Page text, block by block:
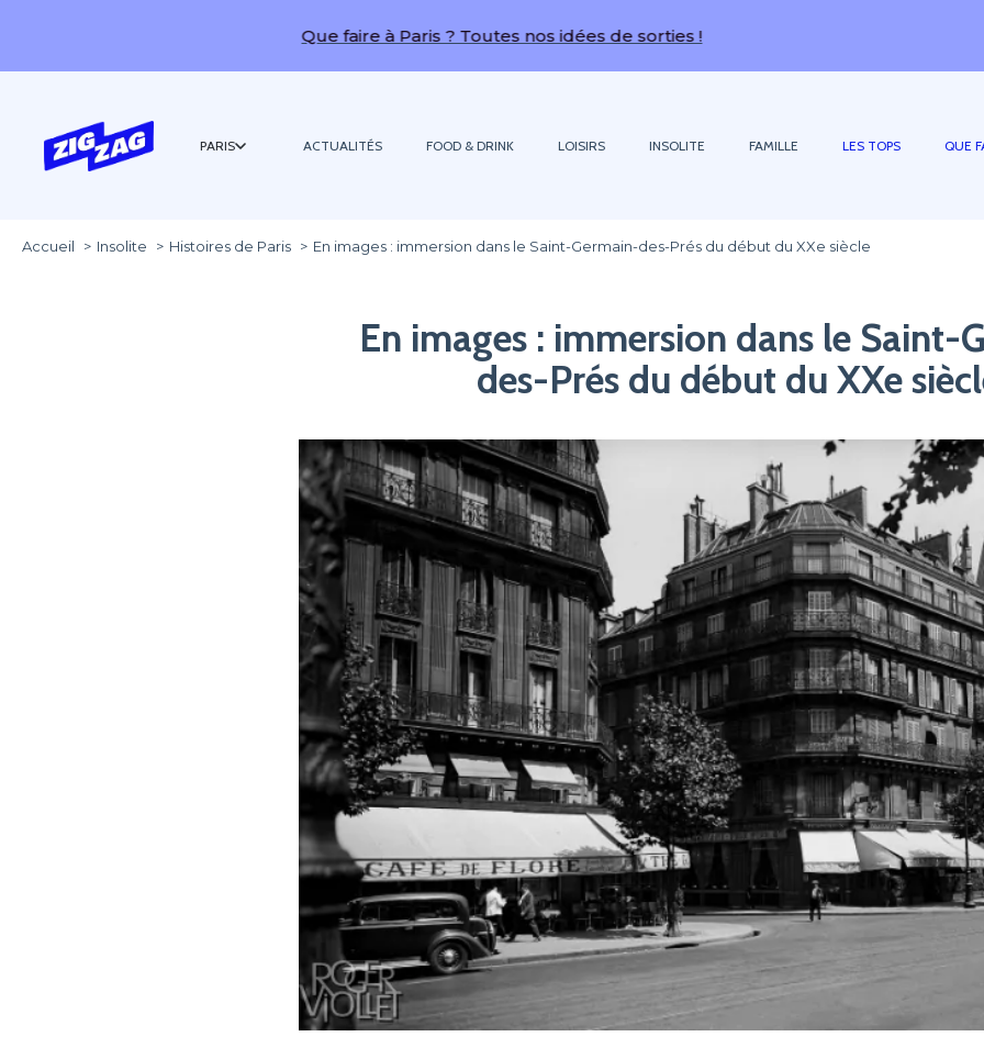
Que faire à Paris ? Toutes nos idées de sorties !
PARIS ACTUALITÉS FOOD & DRINK LOISIRS INSOLITE FAMILLE LES TOPS QUE
Accueil Insolite Histoires de Paris En images : immersion dans le Saint-Germain-des-Prés du début du XXe siècle
En images : immersion dans le Saint-
des-Prés du début du XXe